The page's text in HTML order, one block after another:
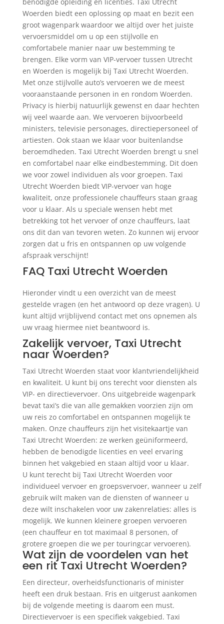
Woerden biedt een oplossing op maat en bezit een
groot wagenpark waardoor we altijd over het juiste
vervoersmiddel om u op een stijlvolle en
comfortabele manier naar uw bestemming te
brengen. Elke vorm van VIP-vervoer tussen Utrecht
en Woerden is mogelijk bij Taxi Utrecht Woerden.
Met onze stijlvolle auto’s vervoeren we de meest
vooraanstaande personen in en rondom Woerden.
Privacy is hierbij natuurlijk gewenst en daar hechten
wij veel waarde aan. We vervoeren bijvoorbeeld
ministers, televisie personages, directiepersoneel of
artiesten. Ook staan we klaar voor buitenlandse
beroemdheden. Taxi Utrecht Woerden brengt u snel
en comfortabel naar elke eindbestemming. Dit doen
we voor zowel individuen als voor groepen. Taxi
Utrecht Woerden biedt VIP-vervoer van hoge
kwaliteit, onze professionele chauffeurs staan graag
voor u klaar. Als u speciale wensen hebt met
betrekking tot het vervoer of onze chauffeurs, laat
ons dit dan van tevoren weten. Zo kunnen wij ervoor
zorgen dat u fris en ontspannen op uw volgende
afspraak verschijnt!
FAQ Taxi Utrecht Woerden
Hieronder vindt u een overzicht van de meest
gestelde vragen (en het antwoord op deze vragen). U
kunt altijd vrijblijvend contact met ons opnemen als
uw vraag hiermee niet beantwoord is.
Zakelijk vervoer, Taxi Utrecht
naar Woerden?
Taxi Utrecht Woerden staat voor klantvriendelijkheid
en kwaliteit. U kunt bij ons terecht voor diensten als
VIP- en directievervoer. Ons uitgebreide wagenpark
bevat taxi’s die van alle gemakken voorzien zijn om
uw reis zo comfortabel en ontspannen mogelijk te
maken. Onze chauffeurs zijn het visitekaartje van
Taxi Utrecht Woerden: ze werken geüniformeerd,
hebben de benodigde licenties en veel ervaring
binnen het vakgebied en staan altijd voor u klaar.
U kunt terecht bij Taxi Utrecht Woerden voor
individueel vervoer en groepsvervoer, wanneer u zelf
gebruik wilt maken van de diensten of wanneer u
deze wilt inschakelen voor uw zakenrelaties: alles is
mogelijk. We kunnen kleinere groepen vervoeren
(een chauffeur en tot maximaal 8 personen, of
grotere groepen die we per touringcar vervoeren).
Wat zijn de voordelen van het
een rit Taxi Utrecht Woerden?
Een directeur, overheidsfunctionaris of minister
heeft een druk bestaan. Fris en uitgerust aankomen
bij de volgende meeting is daarom een must.
Directievervoer is een specifiek vakgebied. Taxi